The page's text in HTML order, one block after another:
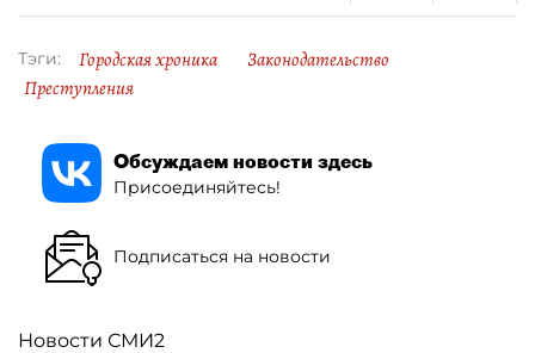
Тэги: Городская хроника
Законодательство
Преступления
Обсуждаем новости здесь
Присоединяйтесь!
Подписаться на новости
Новости СМИ2